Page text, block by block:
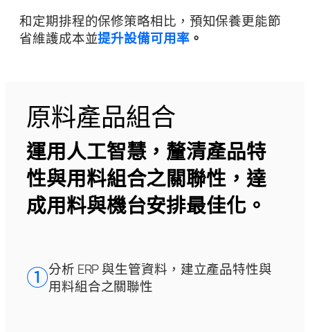
和定期排程的保修策略相比，預知保養更能節
省維護成本並提升設備可用率。
原料產品組合
運用人工智慧，釐清產品特
性與用料組合之關聯性，達
成用料與機台安排最佳化。
➀分析 ERP 與生管資料，建立產品特性與
用料組合之關聯性